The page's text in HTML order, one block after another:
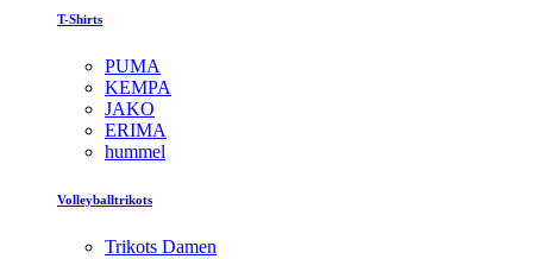
T-Shirts
PUMA
KEMPA
JAKO
ERIMA
hummel
Volleyballtrikots
Trikots Damen